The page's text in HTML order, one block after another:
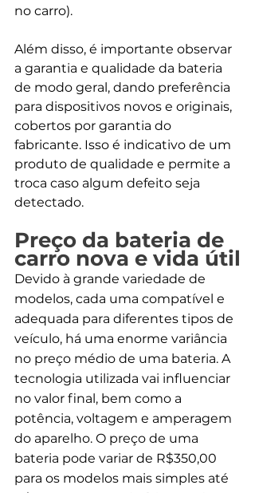
no carro).
Além disso, é importante observar
a garantia e qualidade da bateria
de modo geral, dando preferência
para dispositivos novos e originais,
cobertos por garantia do
fabricante. Isso é indicativo de um
produto de qualidade e permite a
troca caso algum defeito seja
detectado.
Preço da bateria de
carro nova e vida útil
Devido à grande variedade de
modelos, cada uma compatível e
adequada para diferentes tipos de
veículo, há uma enorme variância
no preço médio de uma bateria. A
tecnologia utilizada vai influenciar
no valor final, bem como a
potência, voltagem e amperagem
do aparelho. O preço de uma
bateria pode variar de R$350,00
para os modelos mais simples até